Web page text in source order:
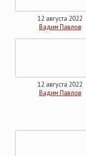
12 августа 2022
Вадим Павлов
12 августа 2022
Вадим Павлов